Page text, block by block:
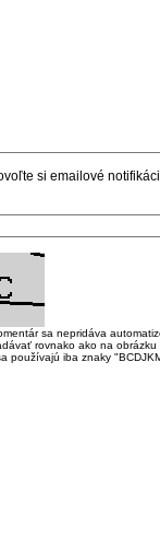
si emailové
sa nepridáva
rovnako ako na
používajú iba znaky